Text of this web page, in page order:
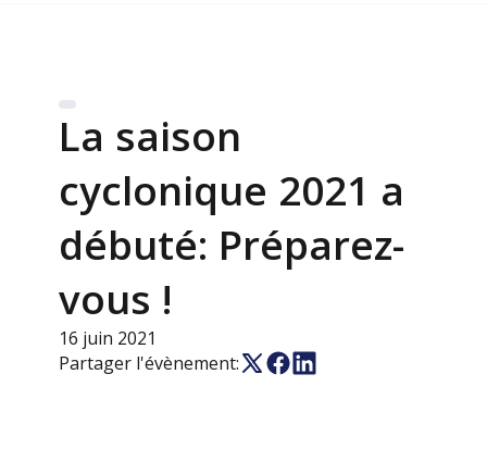
La saison
cyclonique 2021 a
débuté: Préparez-
vous !
16 juin 2021
Partager l'évènement: